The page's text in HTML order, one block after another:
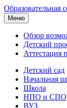
Образовательная
Меню
Обзор
Детский
Аттестация
Детский сад
Начальная
Школа
НПО и СПО
ВУЗ